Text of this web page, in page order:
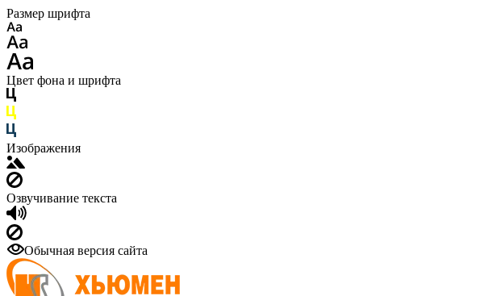
Размер шрифта
Цвет фона и шрифта
Изображения
Озвучивание текста
Обычная версия сайта